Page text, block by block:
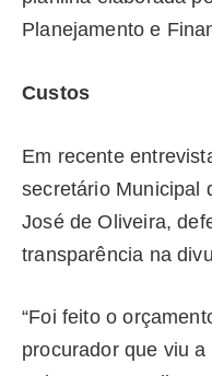
Planejamento e
Custos
Em recente
secretário Municipal
José de Oliveira,
transparência na
“Foi feito o
procurador que viu